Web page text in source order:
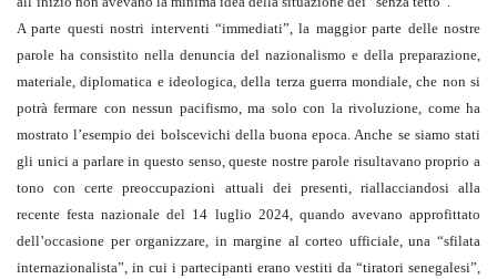
A parte questi nostri interventi “immediati”, la maggior parte delle nostre
parole ha consistito nella denuncia del nazionalismo e della preparazione,
materiale, diplomatica e ideologica, della terza guerra mondiale, che non si
potrà fermare con nessun pacifismo, ma solo con la rivoluzione, come ha
mostrato l’esempio dei bolscevichi della buona epoca. Anche se siamo stati
gli unici a parlare in questo senso, queste nostre parole risultavano proprio a
tono con certe preoccupazioni attuali dei presenti, riallacciandosi alla
recente festa nazionale del 14 luglio 2024, quando avevano approfittato
dell’occasione per organizzare, in margine al corteo ufficiale, una “sfilata
internazionalista”, in cui i partecipanti erano vestiti da “tiratori senegalesi”,